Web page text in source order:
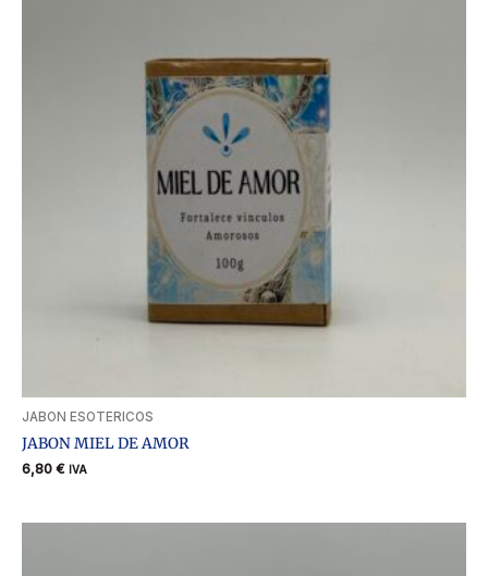
JABON ESOTERICOS
JABON MIEL DE AMOR
6,80 € IVA